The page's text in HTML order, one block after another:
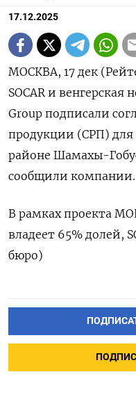
17.12.2025
МОСКВА, 17 дек
SOCAR и
Group подписали
продукции (СРП) для
районе Шамахы-
сообщили компании.
В рамках проекта
владеет 65% долей,
бюро)